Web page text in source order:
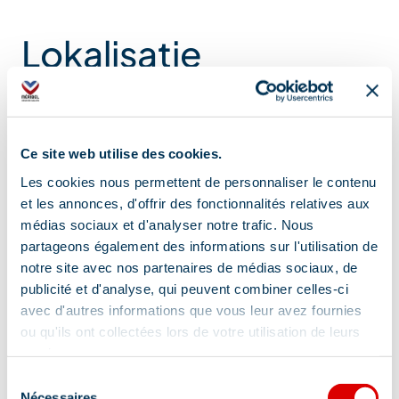
Ce site web utilise des cookies.
Les cookies nous permettent de personnaliser le contenu
et les annonces, d'offrir des fonctionnalités relatives aux
médias sociaux et d'analyser notre trafic. Nous
partageons également des informations sur l'utilisation de
notre site avec nos partenaires de médias sociaux, de
publicité et d'analyse, qui peuvent combiner celles-ci
avec d'autres informations que vous leur avez fournies
ou qu'ils ont collectées lors de votre utilisation de leurs
om los te laten, te verzachten en anders te ademen.
10.00 – 13.00 uur
Maison des Générations – Méribel, Franse Alpen
Prijs: 50 €
Seizoensprijs: 40–50 € (vrije bijdrage binnen deze
bandbreedte)
Reserveren verplicht – beperkt aantal plaatsen
WhatsApp: +33 6 37 44 38 36
Een diepgaand verkwikkende onderbreking midden
in de zomer — een uitnodiging om te beseffen dat
rust een vorm van wijsheid is, zelfs te midden van alle
Lokalisatie